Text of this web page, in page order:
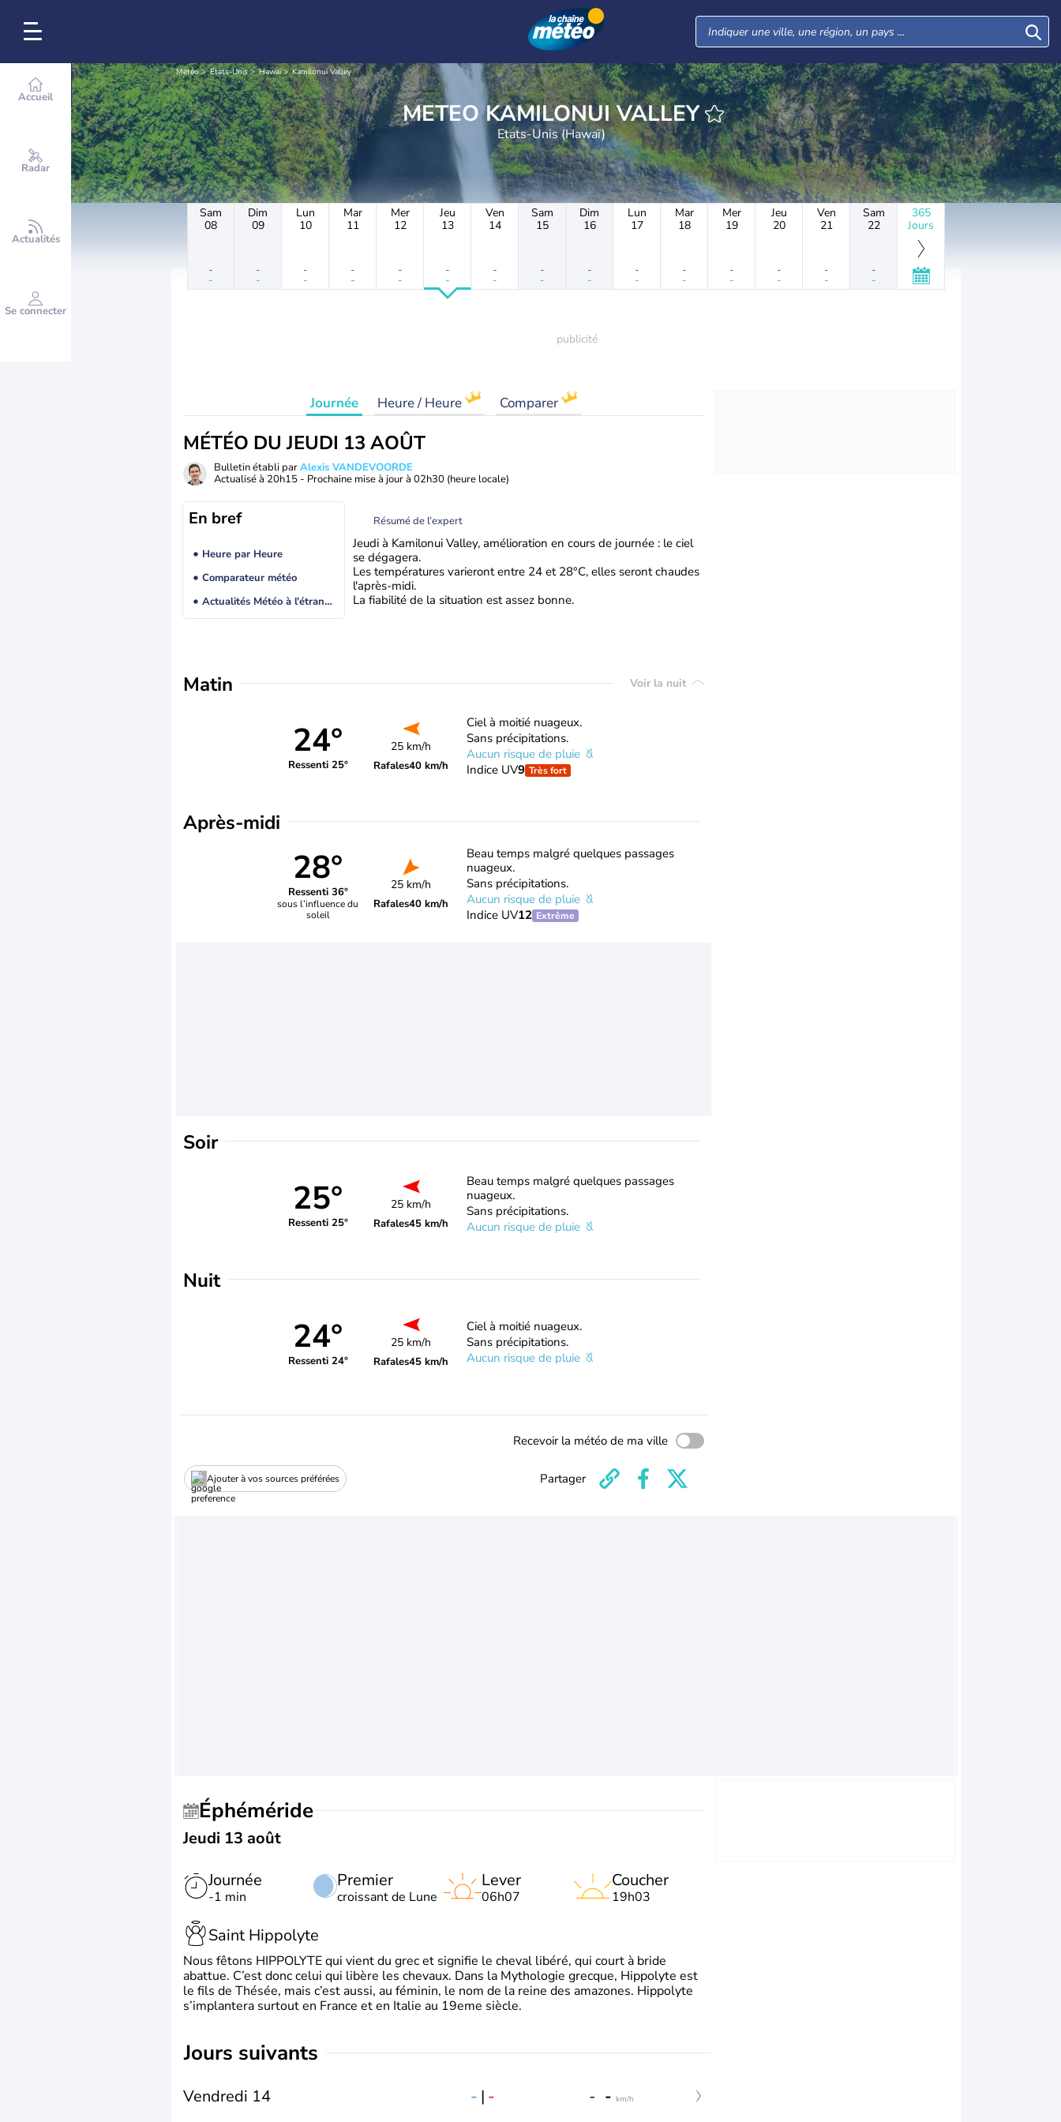
Accueil
Radar
Actualités
Se connecter
Météo Etats-Unis Hawaï Kamilonui Valley
METEO KAMILONUI VALLEY
Etats-Unis (Hawaï)
Sam
08
-
-
Dim
09
-
-
Lun
10
-
-
Mar
11
-
-
Mer
12
-
-
Jeu
13
-
-
Ven
14
-
-
Sam
15
-
-
Dim
16
-
-
Lun
17
-
-
Mar
18
-
-
Mer
19
-
-
Jeu
20
-
-
Ven
21
-
-
Sam
22
-
-
365
Jours
Journée Heure / Heure Comparer
MÉTÉO DU JEUDI 13 AOÛT
Bulletin établi parAlexis VANDEVOORDE
Actualisé à 20h15 - Prochaine mise à jour à 02h30 (heure locale)
En bref
Heure par Heure
Comparateur météo
Actualités Météo à l'étranger
Résumé de l’expert
Jeudi à Kamilonui Valley, amélioration en cours de journée : le ciel
se dégagera.
Les températures varieront entre 24 et 28°C, elles seront chaudes
l'après-midi.
La fiabilité de la situation est assez bonne.
Matin Voir la nuit
24°
Ressenti 25°
25 km/h
Rafales40 km/h
Ciel à moitié nuageux.
Sans précipitations.
Aucun risque de pluie
Indice UV9 Très fort
Après-midi
28°
Ressenti 36°
sous l’influence du
soleil
25 km/h
Rafales40 km/h
Beau temps malgré quelques passages
nuageux.
Sans précipitations.
Aucun risque de pluie
Indice UV12 Extrême
Soir
25°
Ressenti 25°
25 km/h
Rafales45 km/h
Beau temps malgré quelques passages
nuageux.
Sans précipitations.
Aucun risque de pluie
Nuit
24°
Ressenti 24°
25 km/h
Rafales45 km/h
Ciel à moitié nuageux.
Sans précipitations.
Aucun risque de pluie
Recevoir la météo de ma ville
Ajouter à vos sources préférées Partager
Éphéméride
Jeudi 13 août
Journée
-1 min
Premier
croissant de Lune
Lever
06h07
Coucher
19h03
Saint Hippolyte
Nous fêtons HIPPOLYTE qui vient du grec et signifie le cheval libéré, qui court à bride
abattue. C’est donc celui qui libère les chevaux. Dans la Mythologie grecque, Hippolyte est
le fils de Thésée, mais c’est aussi, au féminin, le nom de la reine des amazones. Hippolyte
s’implantera surtout en France et en Italie au 19eme siècle.
jours suivants
Vendredi 14 - | - - - km/h